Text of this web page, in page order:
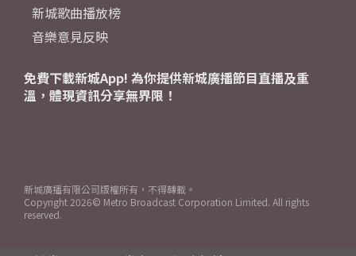
新城歌曲播放榜
音樂意見反映
免費下載新城App! 為你提供新城廣播節目直播及重
溫，體現資訊分享無界限！
新城廣播有限公司版權所有，不得轉載。
Copyright 2026© Metro Broadcast Corporation Limited. All rights
reserved.